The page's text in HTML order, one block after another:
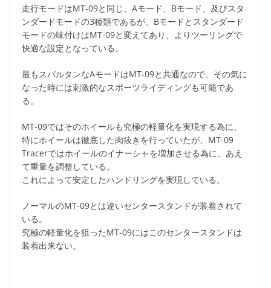
走行モードはMT-09と同じ、Aモード、Bモード、及びスタ
ンダードモードの3種類であるが、Bモードとスタンダード
モードの味付けはMT-09と変えてあり、よりツーリングで
快適な設定となっている。
最もスパルタンなAモードはMT-09と共通なので、その気に
なった時には刺激的なスポーツライディングも可能であ
る。
MT-09ではそのホイールも究極の軽量化を実現する為に、
特にホイールは徹底した肉抜きを行っていたが、MT-09
Tracerではホイールのイナーシャを増加させる為に、あえ
て重量を調整している。
これによって安定したハンドリングを実現している。
ノーマルのMT-09とは違いセンタースタンドが装着されて
いる。
究極の軽量化を狙ったMT-09にはこのセンタースタンドは
装着出来ない。